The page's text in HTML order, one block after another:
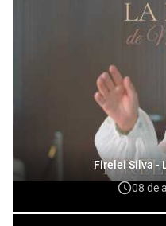
Firelei Silva -
08 de